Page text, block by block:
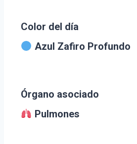
Color del día
Azul Zafiro Profundo
Órgano asociado
Pulmones